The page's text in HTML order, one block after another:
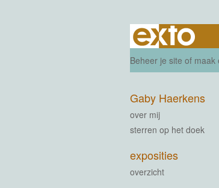
Beheer je site of maak
Gaby Haerkens
over mij
sterren op het doek
exposities
overzicht